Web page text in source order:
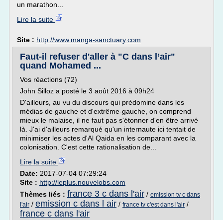
un marathon...
Lire la suite
Site : http://www.manga-sanctuary.com
Faut-il refuser d'aller à "C dans l’air"
quand Mohamed ...
Vos réactions (72)
John Silloz a posté le 3 août 2016 à 09h24
D'ailleurs, au vu du discours qui prédomine dans les
médias de gauche et d'extrême-gauche, on comprend
mieux le malaise, il ne faut pas s'étonner d'en être arrivé
là. J'ai d'ailleurs remarqué qu'un internaute ici tentait de
minimiser les actes d'Al Qaida en les comparant avec la
colonisation. C'est cette rationalisation de...
Lire la suite
Date: 2017-07-04 07:29:24
Site : http://leplus.nouvelobs.com
Thèmes liés : france 3 c dans l'air / emission tv c dans
l'air / emission c dans l air / france tv c'est dans l'air /
france c dans l'air